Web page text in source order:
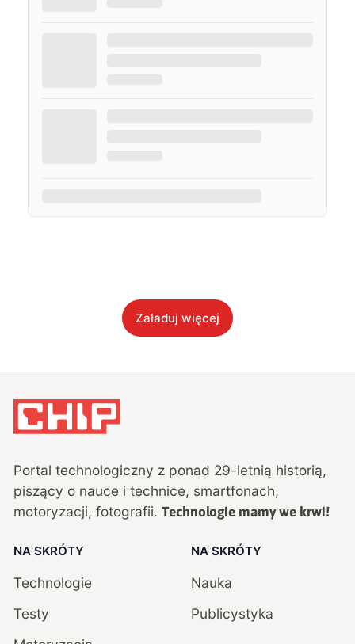
Załaduj więcej
Portal technologiczny z ponad 29-letnią historią,
piszący o nauce i technice, smartfonach,
motoryzacji, fotografii. Technologie mamy we krwi!
NA SKRÓTY
Technologie
Testy
NA SKRÓTY
Nauka
Publicystyka